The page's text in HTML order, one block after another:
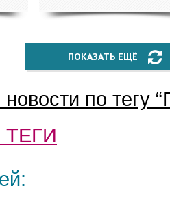
ПОКАЗАТЬ ЕЩЁ
по тегу “
ТЕГИ